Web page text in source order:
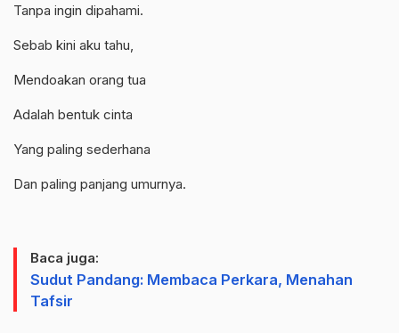
Tanpa ingin dipahami.
Sebab kini aku tahu,
Mendoakan orang tua
Adalah bentuk cinta
Yang paling sederhana
Dan paling panjang umurnya.
Baca juga:
Sudut Pandang: Membaca Perkara, Menahan
Tafsir